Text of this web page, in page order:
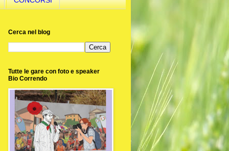
Cerca nel blog
Tutte le gare con foto e speaker
Bio Correndo